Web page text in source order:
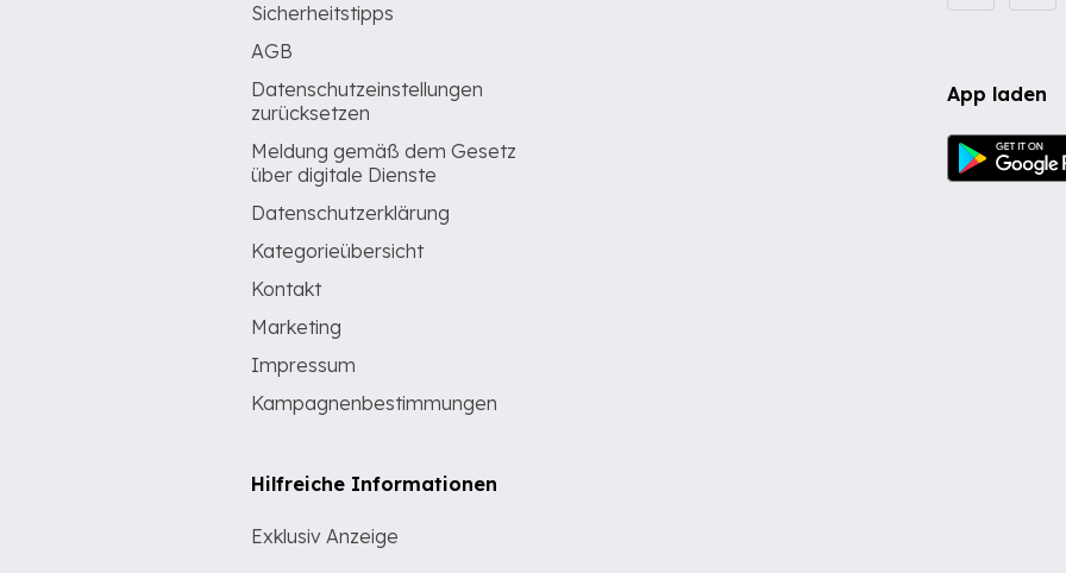
App laden
Sicherheitstipps
AGB
Datenschutzeinstellungen
zurücksetzen
Meldung gemäß dem Gesetz
über digitale Dienste
Datenschutzerklärung
Kategorieübersicht
Kontakt
Marketing
Impressum
Kampagnenbestimmungen
Hilfreiche Informationen
Exklusiv Anzeige